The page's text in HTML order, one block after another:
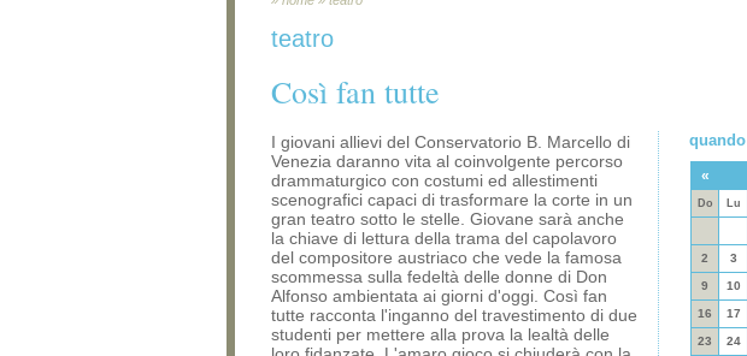
teatro
Così fan tutte
I giovani allievi del Conservatorio B. Marcello di
Venezia daranno vita al coinvolgente percorso
drammaturgico con costumi ed allestimenti
scenografici capaci di trasformare la corte in un
gran teatro sotto le stelle. Giovane sarà anche
la chiave di lettura della trama del capolavoro
del compositore austriaco che vede la famosa
scommessa sulla fedeltà delle donne di Don
Alfonso ambientata ai giorni d'oggi. Così fan
tutte racconta l'inganno del travestimento di due
studenti per mettere alla prova la lealtà delle
quando
«
Do Lu
2 3
9 10
16 17
23 24